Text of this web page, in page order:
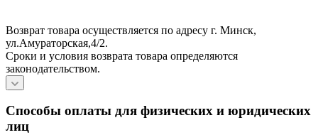
Возврат товара осуществляется по адресу г. Минск,
ул.Амураторская,4/2.
Сроки и условия возврата товара определяются
законодательством.
Способы оплаты для физических и юридических
лиц